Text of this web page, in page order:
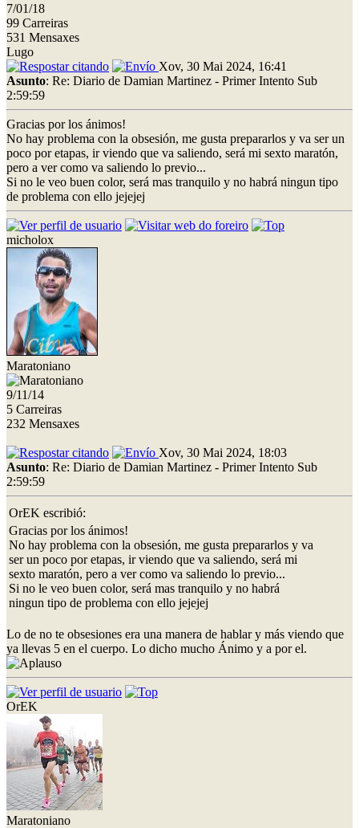
7/01/18
99 Carreiras
531 Mensaxes
Lugo
Xov, 30 Mai 2024, 16:41
Asunto: Re: Diario de Damian Martinez - Primer Intento Sub
2:59:59
Gracias por los ánimos!
No hay problema con la obsesión, me gusta prepararlos y va ser un
poco por etapas, ir viendo que va saliendo, será mi sexto maratón,
pero a ver como va saliendo lo previo...
Si no le veo buen color, será mas tranquilo y no habrá ningun tipo
de problema con ello jejejej
micholox
Maratoniano
9/11/14
5 Carreiras
232 Mensaxes
Xov, 30 Mai 2024, 18:03
Asunto: Re: Diario de Damian Martinez - Primer Intento Sub
2:59:59
OrEK escribió:
Gracias por los ánimos!
No hay problema con la obsesión, me gusta prepararlos y va
ser un poco por etapas, ir viendo que va saliendo, será mi
sexto maratón, pero a ver como va saliendo lo previo...
Si no le veo buen color, será mas tranquilo y no habrá
ningun tipo de problema con ello jejejej
Lo de no te obsesiones era una manera de hablar y más viendo que
ya llevas 5 en el cuerpo. Lo dicho mucho Ánimo y a por el.
OrEK
Maratoniano